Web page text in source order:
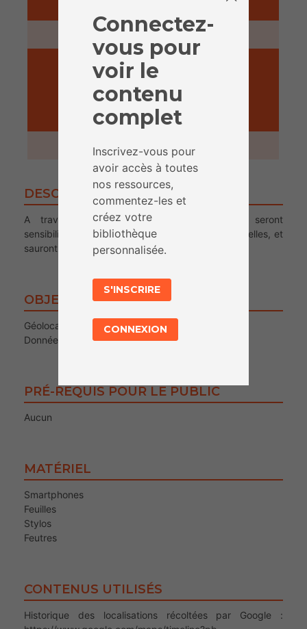
5 minutes
ACTIVITÉ
DESCRIPTION
A travers une enquête, les participant.e.s seront
sensibilisés aux enjeux liés aux données personnelles, et
sauront comment les protéger.
OBJECTIFS
Géolocalisation
Données personnelles
PRÉ-REQUIS POUR LE PUBLIC
Aucun
MATÉRIEL
Smartphones
Feuilles
Stylos
Feutres
CONTENUS UTILISÉS
Historique des localisations récoltées par Google :
Connectez-
vous pour
voir le
contenu
complet
Inscrivez-vous pour
avoir accès à toutes
nos ressources,
commentez-les et
créez votre
bibliothèque
personnalisée.
S'INSCRIRE
CONNEXION